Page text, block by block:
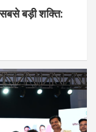
बड़ी शक्ति: